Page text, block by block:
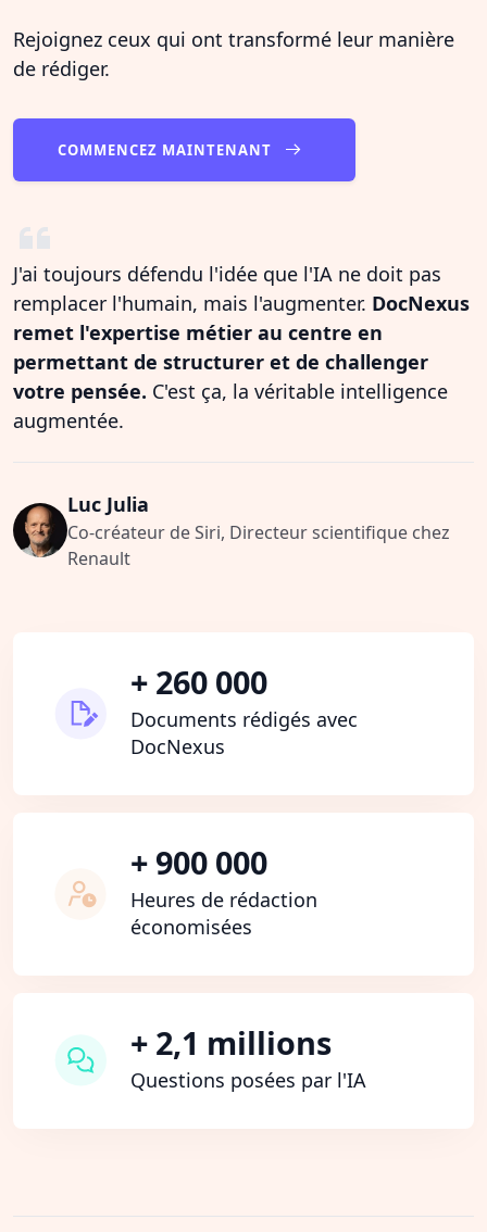
Rejoignez ceux qui ont transformé leur manière
de rédiger.
COMMENCEZ MAINTENANT
J'ai toujours défendu l'idée que l'IA ne doit pas
remplacer l'humain, mais l'augmenter. DocNexus
remet l'expertise métier au centre en
permettant de structurer et de challenger
votre pensée. C'est ça, la véritable intelligence
augmentée.
Luc Julia
Co-créateur de Siri, Directeur scientifique chez
Renault
+ 260 000
Documents rédigés avec
DocNexus
+ 900 000
Heures de rédaction
économisées
+ 2,1 millions
Questions posées par l'IA